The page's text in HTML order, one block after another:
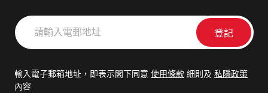
請
輸
郵
輸入電子郵箱地址，即表示閣下同意 使用條款 細則及 私隱政策
內容